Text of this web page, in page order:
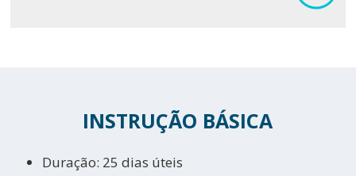
INSTRUÇÃO BÁSICA
Duração: 25 dias úteis